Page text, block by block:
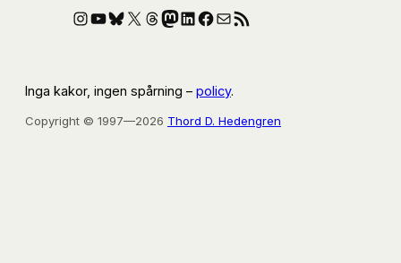
Instagram
YouTube
Bluesky
X Threads
Mastodon
LinkedIn
Facebook
E-postRSS-flöde
Inga kakor, ingen spårning – policy.
Copyright © 1997—2026 Thord D. Hedengren